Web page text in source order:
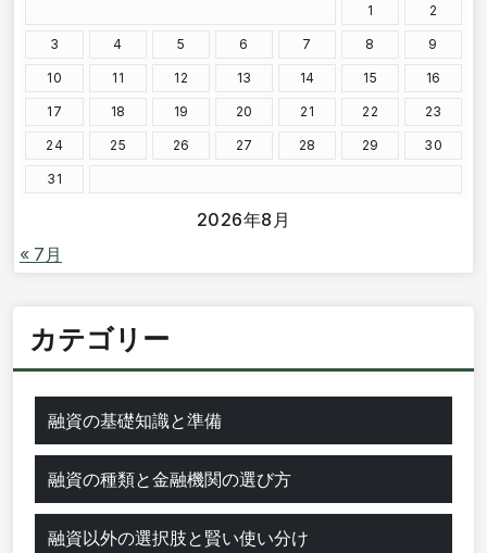
2026年8月
1
2
3 4 5 6 7 8 9
10 11 12 13 14 15 16
17 18 19 20 21 22 23
24 25 26 27 28 29 30
31
« 7月
カテゴリー
融資の基礎知識と準備
融資の種類と金融機関の選び方
融資以外の選択肢と賢い使い分け